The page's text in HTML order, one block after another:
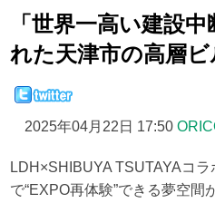
「世界一高い建設
れた天津市の高層ビ
2025年04月22日 17:50
LDH×SHIBUYA TSUTAYAコ
で“EXPO再体験”できる夢空間